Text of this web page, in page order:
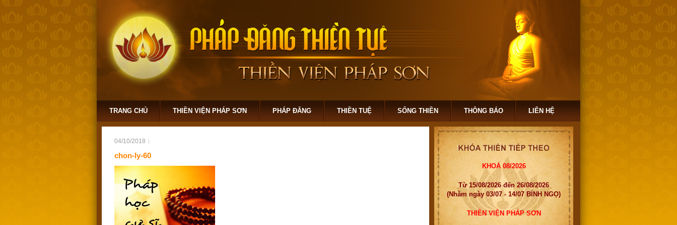
TRANG CHỦ THIỀN VIỆN PHÁP SƠN PHÁP ĐĂNG THIỀN TUỆ SỐNG THIỀN THÔNG BÁO LIÊN HỆ
04/10/2018
chon-ly-60
KHOÁ 08/2026
Từ 15/08/2026 đến 26/08/2026
(Nhằm ngày 03/07 - 14/07 BÍNH NGỌ)
THIỀN VIỆN PHÁP SƠN